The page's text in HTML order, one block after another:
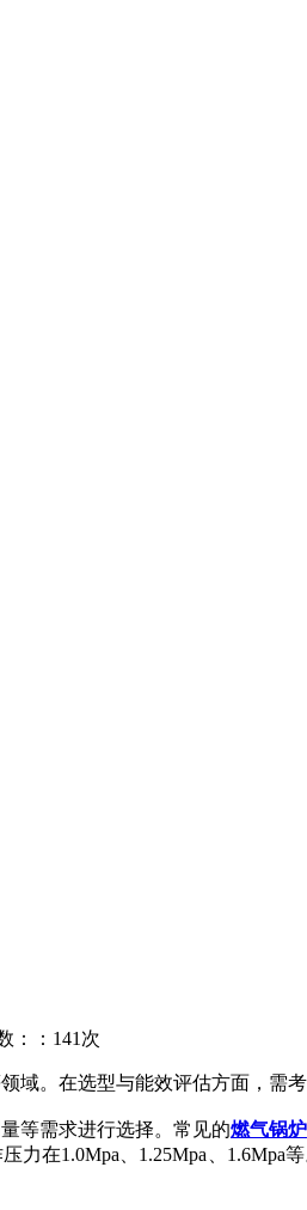
：：141次
域。在选型与能效评估方面，需
等需求进行选择。常见的燃气锅炉
力在1.0Mpa、1.25Mpa、1.6Mpa